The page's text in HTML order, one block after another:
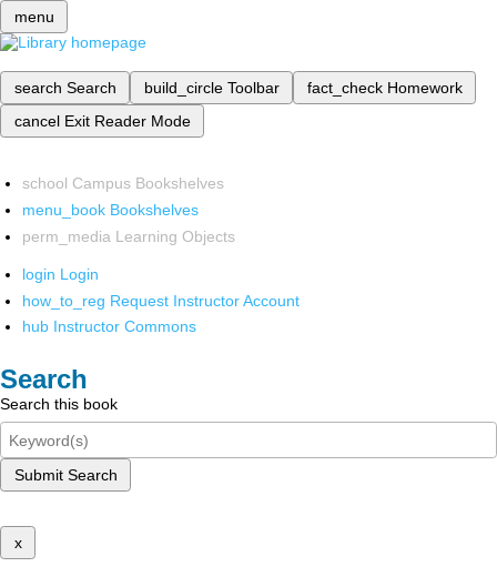
menu
search Search build_circle Toolbar fact_check Homework
cancel Exit Reader Mode
school Campus Bookshelves
menu_book Bookshelves
perm_media Learning Objects
login Login
how_to_reg Request Instructor Account
hub Instructor Commons
Search
Search this book
Submit Search
x